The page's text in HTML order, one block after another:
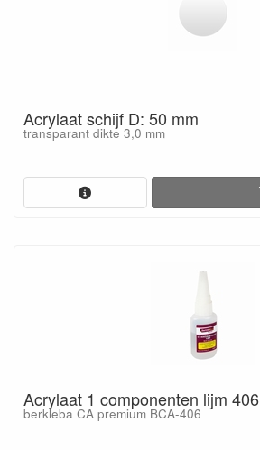
Acrylaat schijf D: 50 mm
transparant dikte 3,0 mm
Acrylaat 1 componenten lijm 406
berkleba CA premium BCA-406